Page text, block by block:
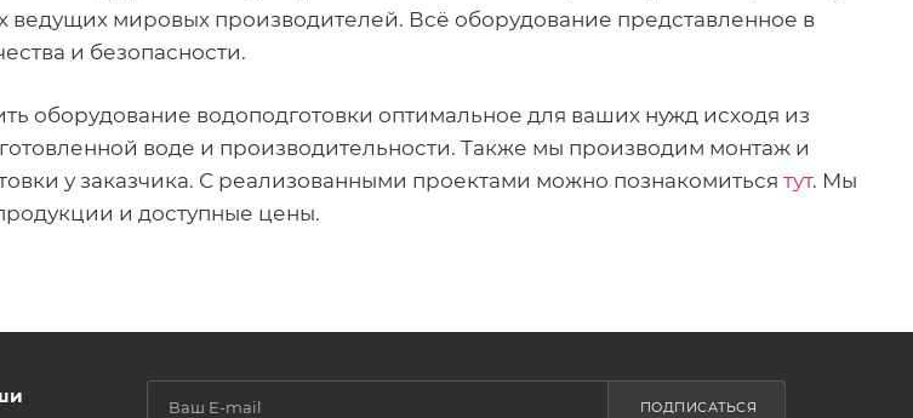
ведущих мировых производителей. Всё оборудование представленное в
и безопасности.
оборудование водоподготовки оптимальное для ваших нужд исходя из
воде и производительности. Также мы производим монтаж и
у заказчика. С реализованными проектами можно познакомиться тут. Мы
и доступные цены.
ПОДПИСАТЬСЯ